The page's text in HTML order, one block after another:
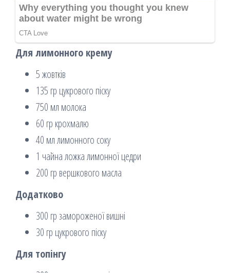
Для лимонного крему
5 жовтків
135 гр цукрового піску
750 мл молока
60 гр крохмалю
40 мл лимонного соку
1 чайна ложка лимонної цедри
200 гр вершкового масла
Додатково
300 гр замороженої вишні
30 гр цукрового піску
Для топінгу